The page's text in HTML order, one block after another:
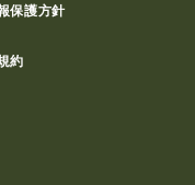
保護方針
約